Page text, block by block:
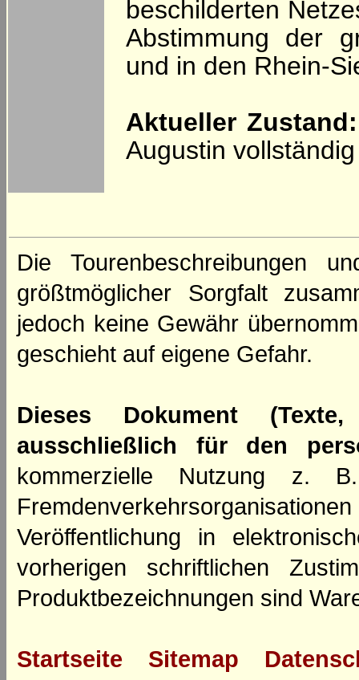
beschilderten
Abstimmung der
und in den Rhein-
Aktueller Zustand:
Augustin
Die Tourenbeschreibungen
größtmöglicher Sorgfalt
jedoch keine Gewähr
geschieht auf eigene Gefahr.
Dieses Dokument
ausschließlich für den
kommerzielle Nutzung z.
Veröffentlichung in
vorherigen schriftlichen
Produktbezeichnungen sind
Startseite Sitemap